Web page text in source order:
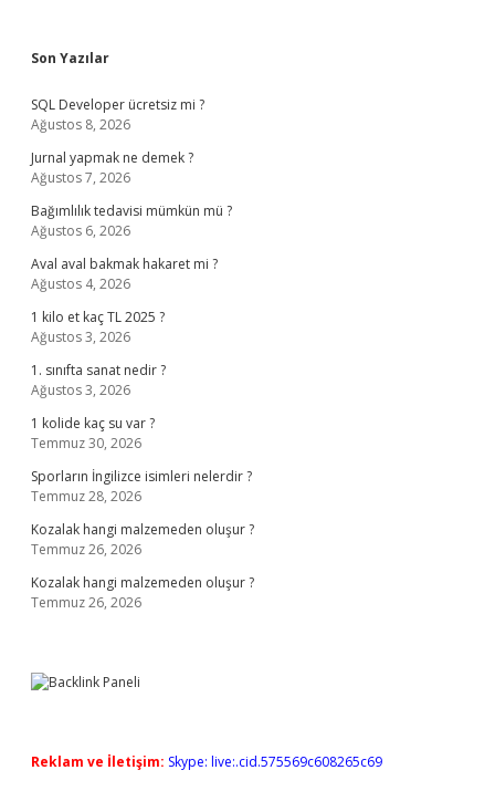
Sidebar
Son Yazılar
SQL Developer ücretsiz mi ?
Ağustos 8, 2026
Jurnal yapmak ne demek ?
Ağustos 7, 2026
Bağımlılık tedavisi mümkün mü ?
Ağustos 6, 2026
Aval aval bakmak hakaret mi ?
Ağustos 4, 2026
1 kilo et kaç TL 2025 ?
Ağustos 3, 2026
1. sınıfta sanat nedir ?
Ağustos 3, 2026
1 kolide kaç su var ?
Temmuz 30, 2026
Sporların İngilizce isimleri nelerdir ?
Temmuz 28, 2026
Kozalak hangi malzemeden oluşur ?
Temmuz 26, 2026
Kozalak hangi malzemeden oluşur ?
Temmuz 26, 2026
Reklam ve İletişim: Skype: live:.cid.575569c608265c69